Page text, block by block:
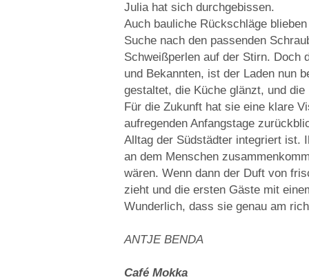
Julia hat sich durchgebissen.
Auch bauliche Rückschläge
Suche nach den passenden
Schweißperlen auf der Stirn. Doch
und Bekannten, ist der Laden nun
gestaltet, die Küche glänzt, und
Für die Zukunft hat sie eine klare
aufregenden Anfangstage
Alltag der Südstädter integriert ist.
an dem Menschen
wären. Wenn dann der Duft von
zieht und die ersten Gäste mit
Wunderlich, dass sie genau am
ANTJE BENDA
Café Mokka